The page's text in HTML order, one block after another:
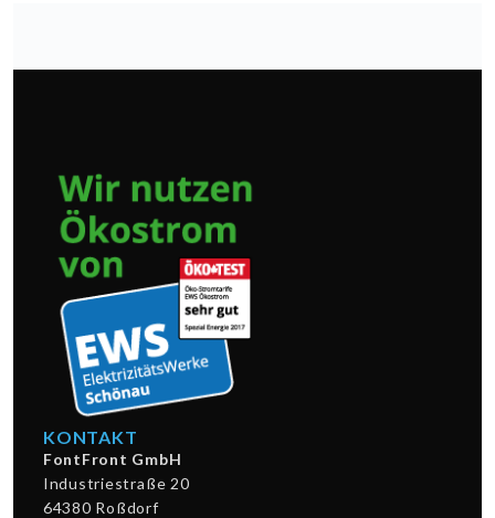
KONTAKT
FontFront GmbH
Industriestraße 20
64380 Roßdorf